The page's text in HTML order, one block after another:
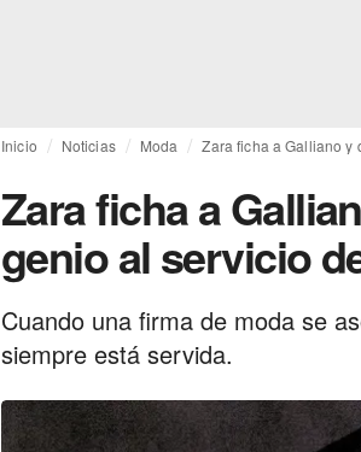
Inicio Noticias Moda Zara ficha a Galliano y
Zara ficha a
genio al servicio
Cuando una firma de moda se
siempre está servida.